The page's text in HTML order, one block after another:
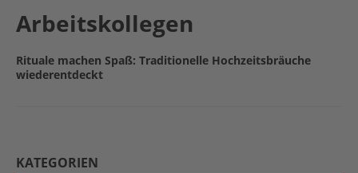
Arbeitskollegen
Rituale machen Spaß: Traditionelle Hochzeitsbräuche
wiederentdeckt
KATEGORIEN